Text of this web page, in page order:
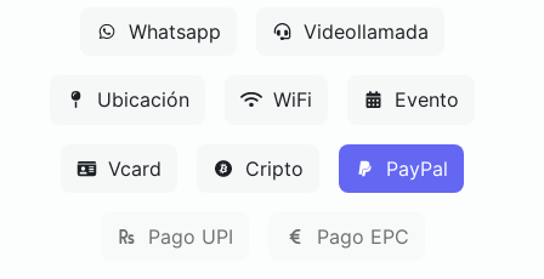
Whatsapp Videollamada
Ubicación WiFi Evento
Vcard Cripto PayPal
Pago UPI Pago EPC